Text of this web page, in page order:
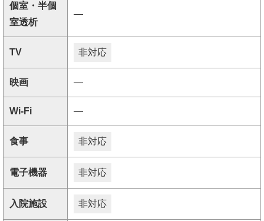
個室・半個
室透析
―
TV 非対応
映画 ―
Wi-Fi ―
食事 非対応
電子機器 非対応
入院施設 非対応